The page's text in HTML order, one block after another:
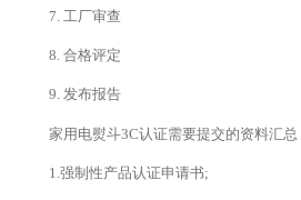
7. 工厂审查
8. 合格评定
9. 发布报告
家用电熨斗3C认证需要提交的资料汇总
1.强制性产品认证申请书;